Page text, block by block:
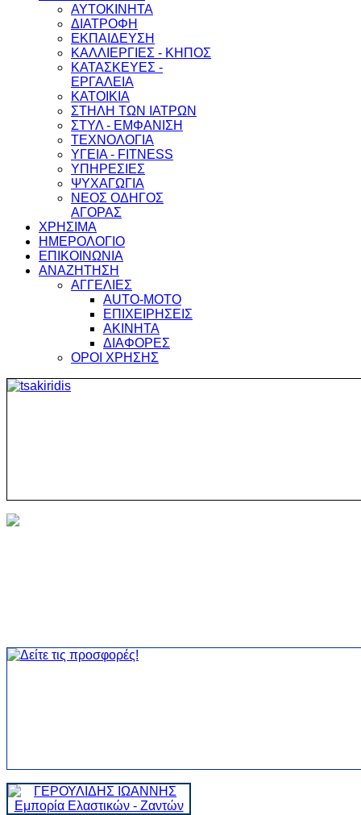
ΑΥΤΟΚΙΝΗΤΑ
ΔΙΑΤΡΟΦΗ
ΕΚΠΑΙΔΕΥΣΗ
ΚΑΛΛΙΕΡΓΙΕΣ - ΚΗΠΟΣ
ΚΑΤΑΣΚΕΥΕΣ -
ΕΡΓΑΛΕΙΑ
ΚΑΤΟΙΚΙΑ
ΣΤΗΛΗ ΤΩΝ ΙΑΤΡΩΝ
ΣΤΥΛ - ΕΜΦΑΝΙΣΗ
ΤΕΧΝΟΛΟΓΙΑ
ΥΓΕΙΑ - FITNESS
ΥΠΗΡΕΣΙΕΣ
ΨΥΧΑΓΩΓΙΑ
ΝΕΟΣ ΟΔΗΓΟΣ
ΑΓΟΡΑΣ
ΧΡΗΣΙΜΑ
ΗΜΕΡΟΛΟΓΙΟ
ΕΠΙΚΟΙΝΩΝΙΑ
ΑΝΑΖΗΤΗΣΗ
ΑΓΓΕΛΙΕΣ
AUTO-MOTO
ΕΠΙΧΕΙΡΗΣΕΙΣ
ΑΚΙΝΗΤΑ
ΔΙΑΦΟΡΕΣ
ΟΡΟΙ ΧΡΗΣΗΣ